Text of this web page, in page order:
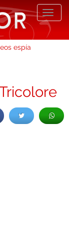
espía